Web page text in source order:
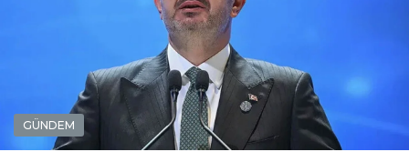
GÜNDEM